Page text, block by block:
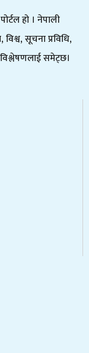
हो । नेपाली
सूचना प्रविधि,
समेट्छ।